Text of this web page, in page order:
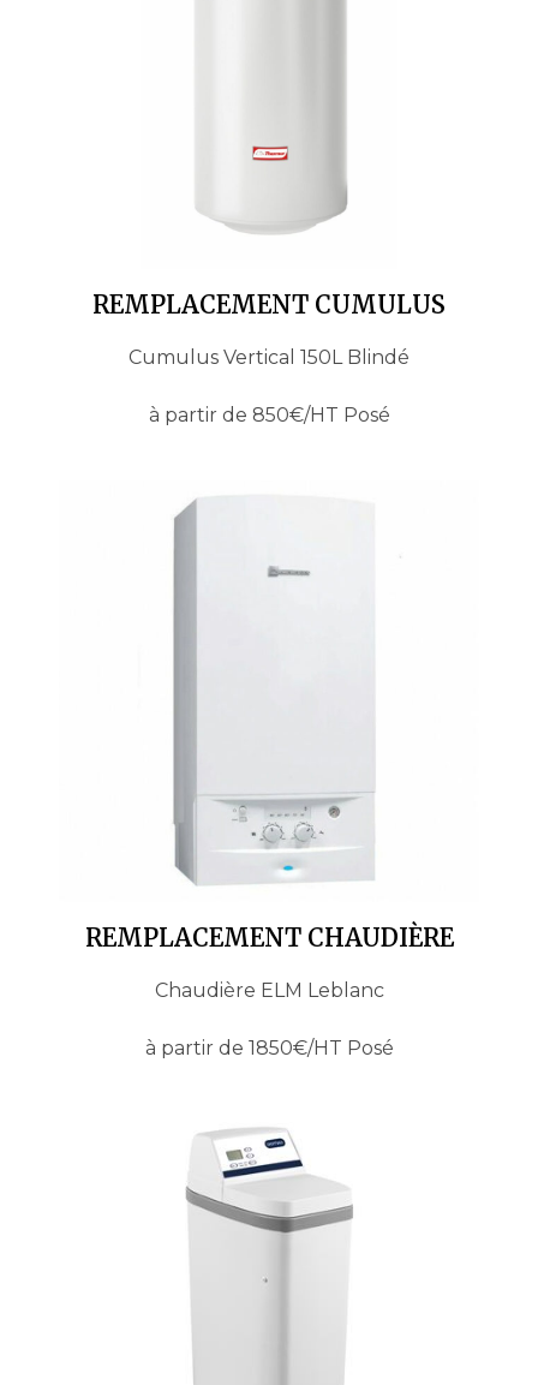
REMPLACEMENT CUMULUS
Cumulus Vertical 150L Blindé
à partir de 850€/HT Posé
REMPLACEMENT CHAUDIÈRE
Chaudière ELM Leblanc
à partir de 1850€/HT Posé